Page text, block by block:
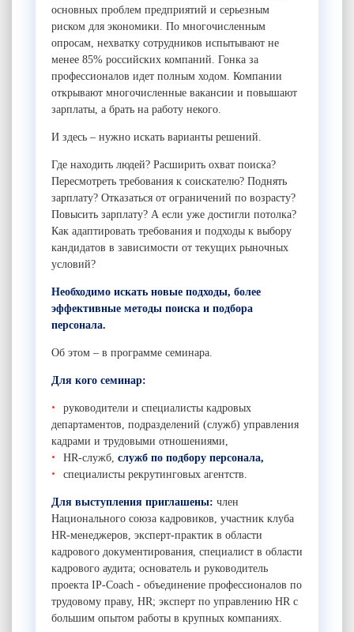
основных проблем предприятий и серьезным
риском для экономики. По многочисленным
опросам, нехватку сотрудников испытывают не
менее 85% российских компаний. Гонка за
профессионалов идет полным ходом. Компании
открывают многочисленные вакансии и повышают
зарплаты, а брать на работу некого.
И здесь – нужно искать варианты решений.
Где находить людей? Расширить охват поиска?
Пересмотреть требования к соискателю? Поднять
зарплату? Отказаться от ограничений по возрасту?
Повысить зарплату? А если уже достигли потолка?
Как адаптировать требования и подходы к выбору
кандидатов в зависимости от текущих рыночных
условий?
Необходимо искать новые подходы, более
эффективные методы поиска и подбора
персонала.
Об этом – в программе семинара.
Для кого семинар:
руководители и специалисты кадровых
департаментов, подразделений (служб) управления
кадрами и трудовыми отношениями,
HR-служб, служб по подбору персонала,
специалисты рекрутинговых агентств.
Для выступления приглашены: член
Национального союза кадровиков, участник клуба
HR-менеджеров, эксперт-практик в области
кадрового документирования, специалист в области
кадрового аудита; основатель и руководитель
проекта IP-Coach - объединение профессионалов по
трудовому праву, HR; эксперт по управлению HR с
большим опытом работы в крупных компаниях.